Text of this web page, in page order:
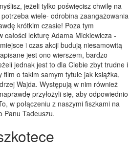
jeżeli tylko poświęcisz chwilę na
wiele- odrobina zaangażowania
krótkim czasie! Poza tym
całości lekturę Adama Mickiewicza -
i czas akcji budują niesamowitą
jest ono wierszem, bardzo
jednak jest to dla Ciebie zbyt trudne i
film o takim samym tytule jak książka,
Wajda. Występują w nim również
przyłożyli się, aby odpowiednio
w połączeniu z naszymi fiszkami na
Panu Tadeuszu.